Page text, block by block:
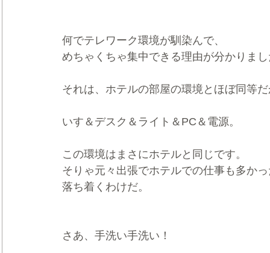
何でテレワーク環境が馴染んで、
めちゃくちゃ集中できる理由が分かりま
それは、ホテルの部屋の環境とほぼ同等
いす＆デスク＆ライト＆PC＆電源。
この環境はまさにホテルと同じです。
そりゃ元々出張でホテルでの仕事も多か
落ち着くわけだ。
さあ、手洗い手洗い！